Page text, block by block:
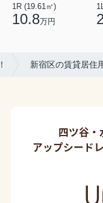
1R (19.61㎡)
10.8万円
新宿区の賃貸居住
四ツ谷・
アップシード